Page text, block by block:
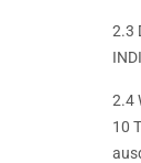
2.3
2.4
10